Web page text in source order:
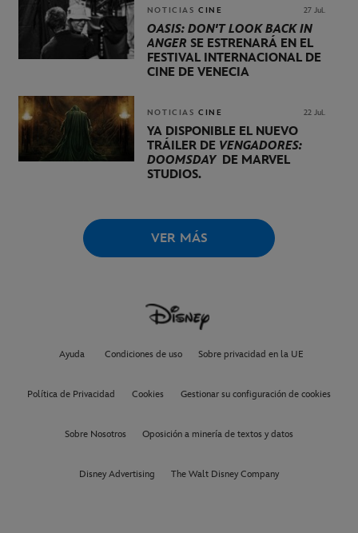
NOTICIAS CINE 27 Jul.
OASIS: DON'T LOOK BACK IN
ANGER SE ESTRENARÁ EN EL
FESTIVAL INTERNACIONAL DE
CINE DE VENECIA
NOTICIAS CINE 22 Jul.
YA DISPONIBLE EL NUEVO
TRÁILER DE VENGADORES:
DOOMSDAYDE MARVEL
STUDIOS.
VER MÁS
Ayuda Condiciones de uso Sobre privacidad en la UE
Política de Privacidad Cookies Gestionar su configuración de cookies
Sobre Nosotros Oposición a minería de textos y datos
Disney Advertising The Walt Disney Company